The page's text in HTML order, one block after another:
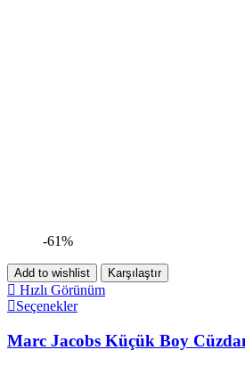
-61%
Add to wishlist Karşılaştır
Hızlı Görünüm
Seçenekler
Marc Jacobs Küçük Boy